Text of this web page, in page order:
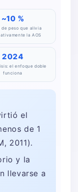
~10 %
de peso que alivia
la AOS
2024
el enfoque doble
funciona
el
de 1
2011).
y la
llevarse a